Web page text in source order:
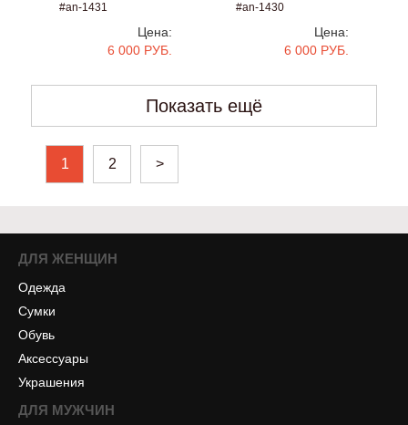
#an-1431
Цена:
6 000 РУБ.
#an-1430
Цена:
6 000 РУБ.
Показать ещё
1 2 >
ДЛЯ ЖЕНЩИН
Одежда
Сумки
Обувь
Аксессуары
Украшения
ДЛЯ МУЖЧИН